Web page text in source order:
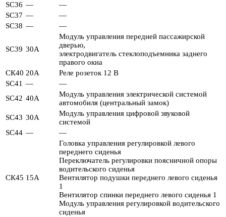
SC36 —
—
SC37 —
—
SC38 — —
SC39 30А
Модуль управления передней пассажирской
дверью,
электродвигатель стеклоподъемника заднего
правого окна
СК40 20А
Реле розеток 12 В
SC41 —
—
SC42 40А
Модуль управления электрической системой
автомобиля (центральный замок)
SC43 30А
Модуль управления цифровой звуковой
системой
SC44 — —
СК45 15А
Головка управления регулировкой левого
переднего сиденья
Переключатель регулировки поясничной опоры
водительского сиденья
Вентилятор подушки переднего левого сиденья
1
Вентилятор спинки переднего левого сиденья 1
Модуль управления регулировкой водительского
сиденья